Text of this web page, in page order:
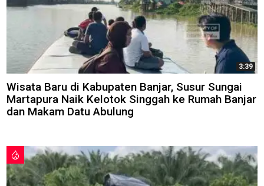
3:39
Wisata Baru di Kabupaten Banjar, Susur Sungai
Martapura Naik Kelotok Singgah ke Rumah Banjar
dan Makam Datu Abulung